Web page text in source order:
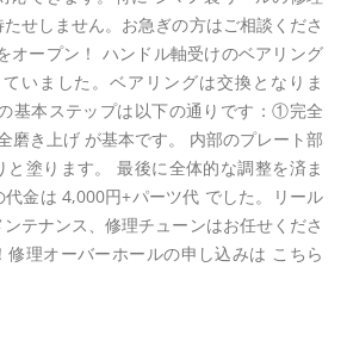
せしません。お急ぎの方はご相談くださ
オープン！ ハンドル軸受けのベアリング
いました。ベアリングは交換となりま
基本ステップは以下の通りです：①完全
き上げ が基本です。 内部のプレート部
と塗ります。 最後に全体的な調整を済ま
金は 4,000円+パーツ代 でした。リール
テナンス、修理チューンはお任せくださ
修理オーバーホールの申し込みは こちら